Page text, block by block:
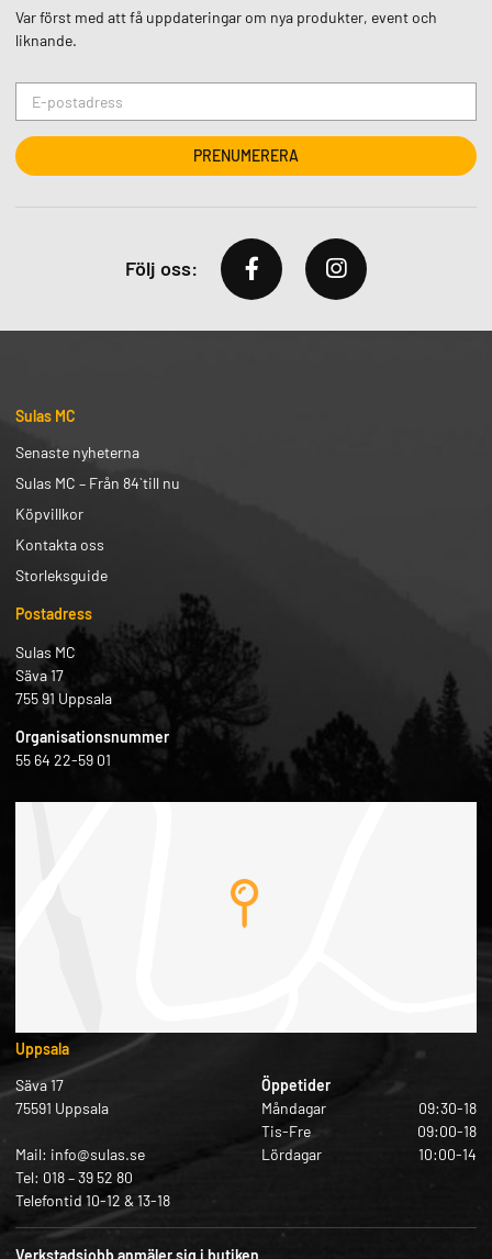
Var först med att få uppdateringar om nya produkter, event och
liknande.
Följ oss:
Sulas MC
Senaste nyheterna
Sulas MC – Från 84` till nu
Köpvillkor
Kontakta oss
Storleksguide
Postadress
Sulas MC
Säva 17
755 91 Uppsala
Organisationsnummer
55 64 22-59 01
Uppsala
Säva 17
75591 Uppsala
Mail: info@sulas.se
Tel: 018 – 39 52 80
Telefontid 10-12 & 13-18
Öppetider
Måndagar
09:30-18
Tis-Fre
09:00-18
Lördagar
10:00-14
Verkstadsjobb anmäler sig i butiken